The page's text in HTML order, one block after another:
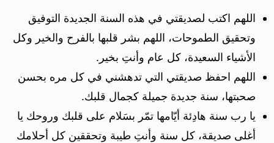
اللهم اكتب لصديقتي في هذه السنة الجديدة التوفيق
وتحقيق الطموحات، اللهم بشر قلبها بالفرح والخير وكل
الأشياء السعيدة، كل عام وأنتِ بخير.
اللهم احفظ صديقتي التي تدهشني في كل مره بحسن
صحبتها، سنة جديدة جميلة كجمال قلبك.
يا رب سنة هادِئة أيّامها تمّر بسَلام على قلبك وروحك يا
أغلى صديقة، كل سنة وأنتِ طيبة وتحققين كل أحلامك